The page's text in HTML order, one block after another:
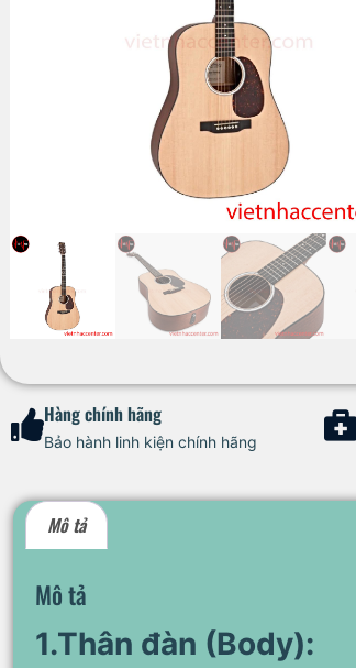
Hàng chính hãng
Bảo hành linh kiện chính hãng
Mô tả
Mô tả
1.Thân đàn (Body):